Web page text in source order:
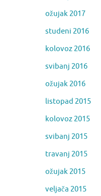
ožujak 2017
studeni 2016
kolovoz 2016
svibanj 2016
ožujak 2016
listopad 2015
kolovoz 2015
svibanj 2015
travanj 2015
ožujak 2015
veljača 2015